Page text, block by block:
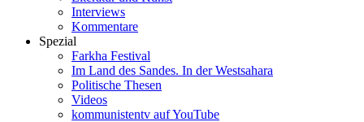
Interviews
Kommentare
Spezial
Farkha Festival
Im Land des Sandes. In der Westsahara
Politische Thesen
Videos
kommunistentv auf YouTube